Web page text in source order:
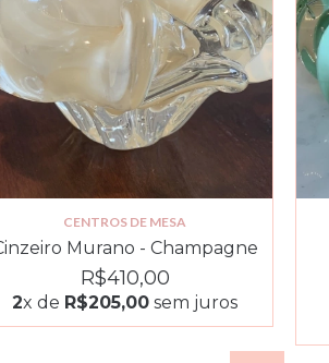
CENTROS DE MESA
Murano - Champagne
R$410,00
2x de R$205,00 sem juros